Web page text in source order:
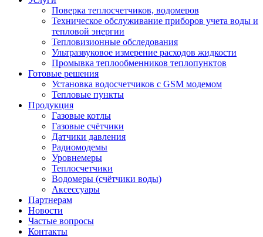
Поверка теплосчетчиков, водомеров
Техническое обслуживание приборов учета воды и
тепловой энергии
Тепловизионные обследования
Ультразвуковое измерение расходов жидкости
Промывка теплообменников теплопунктов
Готовые решения
Установка водосчетчиков с GSM модемом
Тепловые пункты
Продукция
Газовые котлы
Газовые счётчики
Датчики давления
Радиомодемы
Уровнемеры
Теплосчетчики
Водомеры (счётчики воды)
Аксессуары
Партнерам
Новости
Частые вопросы
Контакты